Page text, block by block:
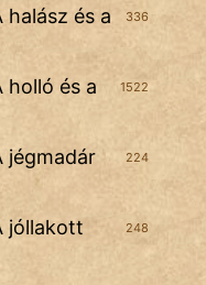
336
halász és a
1522
holló és a
224
jégmadár
248
jóllakott